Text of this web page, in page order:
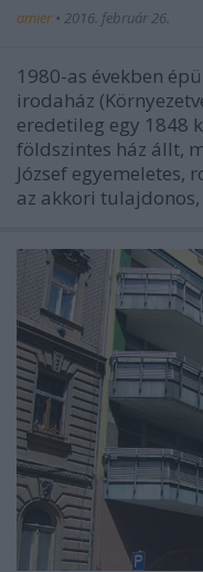
amier • 2016. február 26.
1980-as években
irodaház
eredetileg egy 1848
földszintes ház állt,
József
az akkori